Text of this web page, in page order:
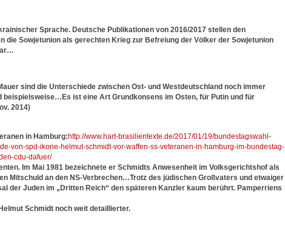
Sprache. Deutsche Publikationen von 2016/2017 stellen den
Sowjetunion als gerechten Krieg zur Befreiung der Völker der Sowjetunion
sind die Unterschiede zwischen Ost- und Westdeutschland noch immer
ist eine Art Grundkonsens im Osten, für Putin und für
2014)
in Hamburg:http://www.hart-brasilientexte.de/2017/01/19/bundestagswahl-
von-spd-ikone-helmut-schmidt-vor-waffen-ss-veteranen-in-hamburg-im-bundestag-
cdu-dafuer/
Im Mai 1981 bezeichnete er Schmidts Anwesenheit im Volksgerichtshof als
Mitschuld an den NS-Verbrechen…Trotz des jüdischen Großvaters und etwaiger
der Juden im „Dritten Reich“ den späteren Kanzler kaum berührt. Pamperriens
Schmidt noch weit detaillierter.